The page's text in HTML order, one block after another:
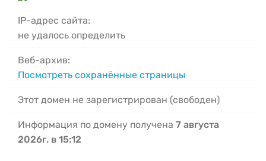
IP-адрес сайта:
не удалось определить
Веб-архив:
Посмотреть сохранённые страницы
Этот домен не зарегистрирован (свободен)
Информация по домену получена 7 августа
2026г. в 15:12